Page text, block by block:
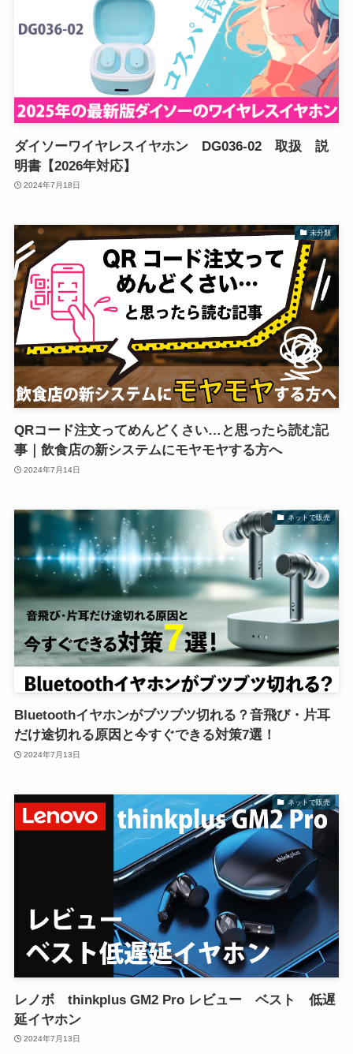
ダイソーワイヤレスイヤホン DG036-02 取扱 説
明書【2026年対応】
2024年7月18日
未分類
QRコード注文ってめんどくさい…と思ったら読む記
事｜飲食店の新システムにモヤモヤする方へ
2024年7月14日
ネットで販売
Bluetoothイヤホンがブツブツ切れる？音飛び・片耳
だけ途切れる原因と今すぐできる対策7選！
2024年7月13日
ネットで販売
レノボ thinkplus GM2 Pro レビュー ベスト 低遅
延イヤホン
2024年7月13日